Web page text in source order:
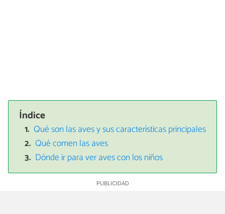
Índice
Qué son las aves y sus características principales
Qué comen las aves
Dónde ir para ver aves con los niños